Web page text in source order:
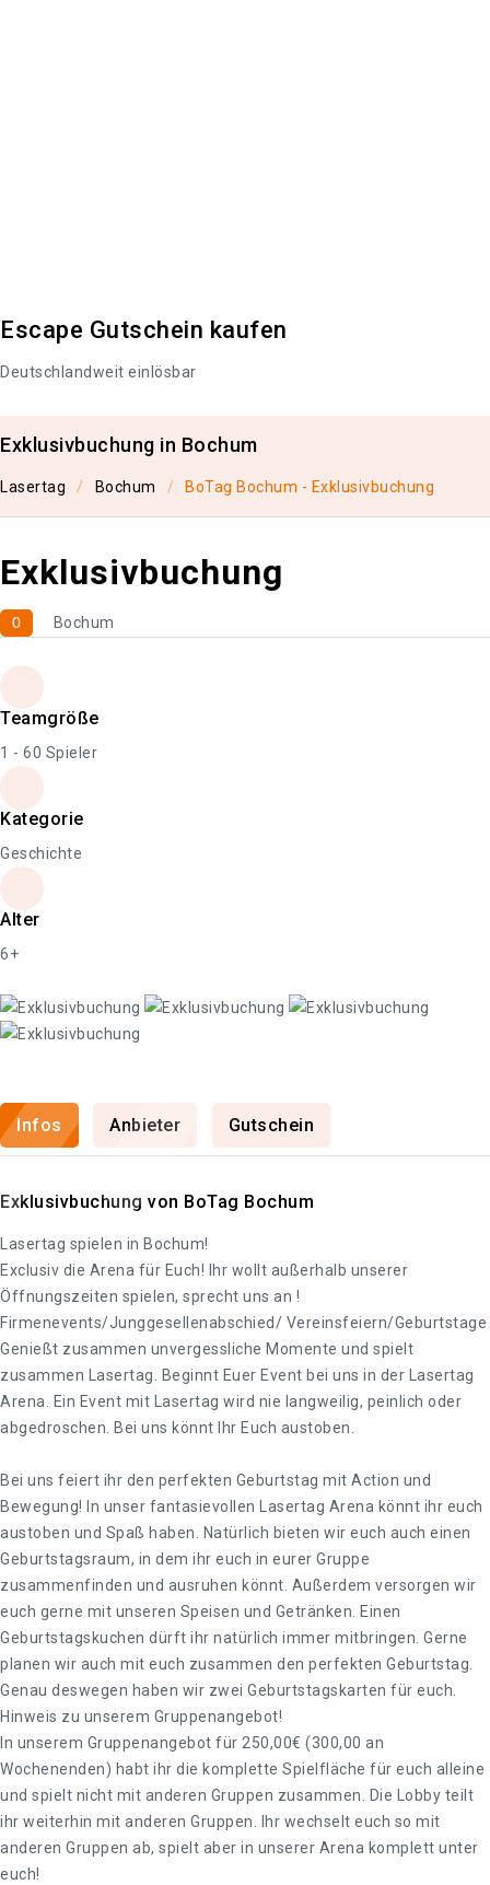
Escape Gutschein kaufen
Deutschlandweit einlösbar
Exklusivbuchung in Bochum
Lasertag Bochum BoTag Bochum - Exklusivbuchung
Exklusivbuchung
0 Bochum
Teamgröße
1 - 60 Spieler
Kategorie
Geschichte
Alter
6+
Infos Anbieter Gutschein
Exklusivbuchung von BoTag Bochum
Lasertag spielen in Bochum!
Exclusiv die Arena für Euch! Ihr wollt außerhalb unserer
Öffnungszeiten spielen, sprecht uns an !
Firmenevents/Junggesellenabschied/ Vereinsfeiern/Geburtstage
Genießt zusammen unvergessliche Momente und spielt
zusammen Lasertag. Beginnt Euer Event bei uns in der Lasertag
Arena. Ein Event mit Lasertag wird nie langweilig, peinlich oder
abgedroschen. Bei uns könnt Ihr Euch austoben.
Bei uns feiert ihr den perfekten Geburtstag mit Action und
Bewegung! In unser fantasievollen Lasertag Arena könnt ihr euch
austoben und Spaß haben. Natürlich bieten wir euch auch einen
Geburtstagsraum, in dem ihr euch in eurer Gruppe
zusammenfinden und ausruhen könnt. Außerdem versorgen wir
euch gerne mit unseren Speisen und Getränken. Einen
Geburtstagskuchen dürft ihr natürlich immer mitbringen. Gerne
planen wir auch mit euch zusammen den perfekten Geburtstag.
Genau deswegen haben wir zwei Geburtstagskarten für euch.
Hinweis zu unserem Gruppenangebot!
In unserem Gruppenangebot für 250,00€ (300,00 an
Wochenenden) habt ihr die komplette Spielfläche für euch alleine
und spielt nicht mit anderen Gruppen zusammen. Die Lobby teilt
ihr weiterhin mit anderen Gruppen. Ihr wechselt euch so mit
anderen Gruppen ab, spielt aber in unserer Arena komplett unter
euch!